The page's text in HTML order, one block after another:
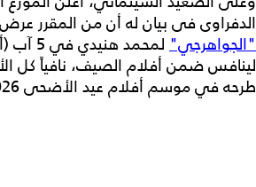
الدفراوي في بيان له أن من المقرر عرض
"الجواهرجي"
لمحمد
لينافس ضمن أفلام الصيف، نافياً كل
طرحه في موسم أفلام عيد الأضحى 2026.